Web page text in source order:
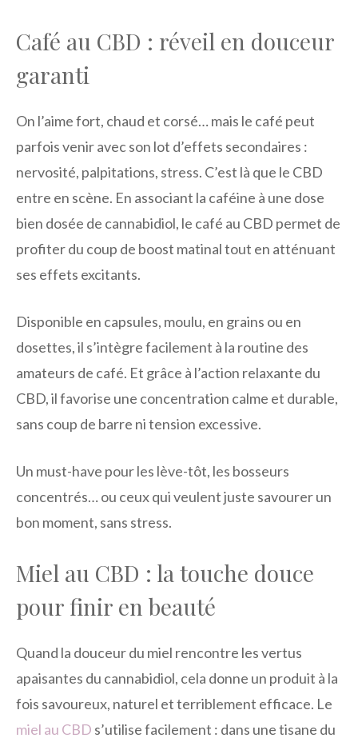
Café au CBD : réveil en douceur
garanti
On l’aime fort, chaud et corsé… mais le café peut
parfois venir avec son lot d’effets secondaires :
nervosité, palpitations, stress. C’est là que le CBD
entre en scène. En associant la caféine à une dose
bien dosée de cannabidiol, le café au CBD permet de
profiter du coup de boost matinal tout en atténuant
ses effets excitants.
Disponible en capsules, moulu, en grains ou en
dosettes, il s’intègre facilement à la routine des
amateurs de café. Et grâce à l’action relaxante du
CBD, il favorise une concentration calme et durable,
sans coup de barre ni tension excessive.
Un must-have pour les lève-tôt, les bosseurs
concentrés… ou ceux qui veulent juste savourer un
bon moment, sans stress.
Miel au CBD : la touche douce
pour finir en beauté
Quand la douceur du miel rencontre les vertus
apaisantes du cannabidiol, cela donne un produit à la
fois savoureux, naturel et terriblement efficace. Le
miel au CBD s’utilise facilement : dans une tisane du